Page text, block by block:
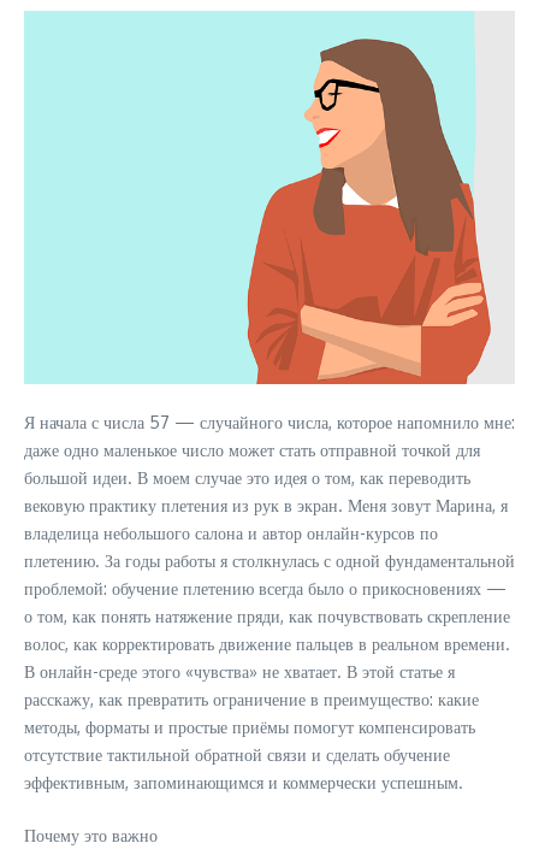
Я начала с числа 57 — случайного числа, которое напомнило мне:
даже одно маленькое число может стать отправной точкой для
большой идеи. В моем случае это идея о том, как переводить
вековую практику плетения из рук в экран. Меня зовут Марина, я
владелица небольшого салона и автор онлайн-курсов по
плетению. За годы работы я столкнулась с одной фундаментальной
проблемой: обучение плетению всегда было о прикосновениях —
о том, как понять натяжение пряди, как почувствовать скрепление
волос, как корректировать движение пальцев в реальном времени.
В онлайн-среде этого «чувства» не хватает. В этой статье я
расскажу, как превратить ограничение в преимущество: какие
методы, форматы и простые приёмы помогут компенсировать
отсутствие тактильной обратной связи и сделать обучение
эффективным, запоминающимся и коммерчески успешным.
Почему это важно